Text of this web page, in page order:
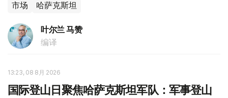
市场 哈萨克斯坦
叶尔兰 马赞
编译
13:23, 08 8月 2026
国际登山日聚焦哈萨克斯坦军队：军事登山